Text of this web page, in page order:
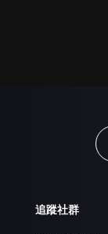
追蹤社群